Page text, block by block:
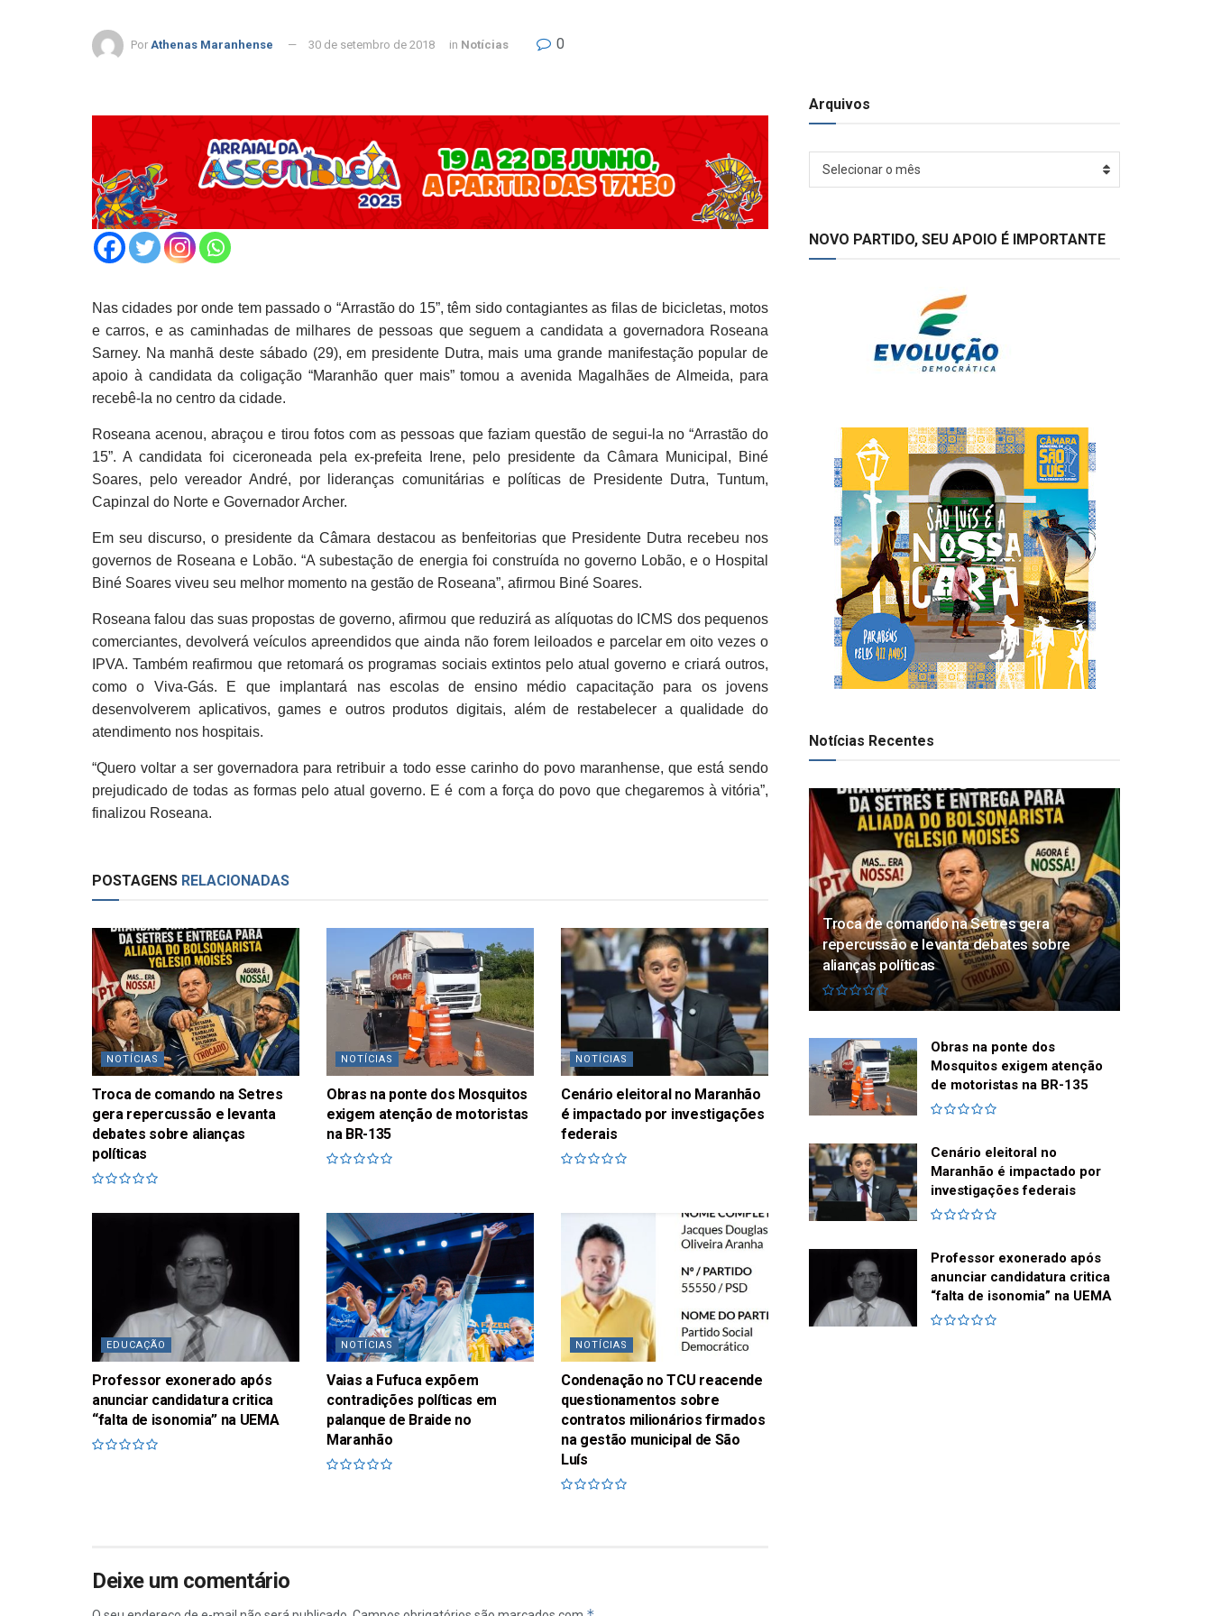
Por Athenas Maranhense 30 de setembro de 2018 in Notícias 0
Nas cidades por onde tem passado o “Arrastão do 15”, têm sido contagiantes as filas de bicicletas, motos
e carros, e as caminhadas de milhares de pessoas que seguem a candidata a governadora Roseana
Sarney. Na manhã deste sábado (29), em presidente Dutra, mais uma grande manifestação popular de
apoio à candidata da coligação “Maranhão quer mais” tomou a avenida Magalhães de Almeida, para
recebê-la no centro da cidade.
Roseana acenou, abraçou e tirou fotos com as pessoas que faziam questão de segui-la no “Arrastão do
15”. A candidata foi ciceroneada pela ex-prefeita Irene, pelo presidente da Câmara Municipal, Biné
Soares, pelo vereador André, por lideranças comunitárias e políticas de Presidente Dutra, Tuntum,
Capinzal do Norte e Governador Archer.
Em seu discurso, o presidente da Câmara destacou as benfeitorias que Presidente Dutra recebeu nos
governos de Roseana e Lobão. “A subestação de energia foi construída no governo Lobão, e o Hospital
Biné Soares viveu seu melhor momento na gestão de Roseana”, afirmou Biné Soares.
Roseana falou das suas propostas de governo, afirmou que reduzirá as alíquotas do ICMS dos pequenos
comerciantes, devolverá veículos apreendidos que ainda não forem leiloados e parcelar em oito vezes o
IPVA. Também reafirmou que retomará os programas sociais extintos pelo atual governo e criará outros,
como o Viva-Gás. E que implantará nas escolas de ensino médio capacitação para os jovens
desenvolverem aplicativos, games e outros produtos digitais, além de restabelecer a qualidade do
atendimento nos hospitais.
“Quero voltar a ser governadora para retribuir a todo esse carinho do povo maranhense, que está sendo
prejudicado de todas as formas pelo atual governo. E é com a força do povo que chegaremos à vitória”,
finalizou Roseana.
POSTAGENS RELACIONADAS
NOTÍCIAS
Troca de comando na Setres
gera repercussão e levanta
debates sobre alianças
políticas
NOTÍCIAS
Obras na ponte dos Mosquitos
exigem atenção de motoristas
na BR-135
NOTÍCIAS
Cenário eleitoral no Maranhão
é impactado por investigações
federais
EDUCAÇÃO
Professor exonerado após
anunciar candidatura critica
“falta de isonomia” na UEMA
NOTÍCIAS
Vaias a Fufuca expõem
contradições políticas em
palanque de Braide no
Maranhão
NOTÍCIAS
Condenação no TCU reacende
questionamentos sobre
contratos milionários firmados
na gestão municipal de São
Luís
Deixe um comentário
Arquivos
Arquivos
Selecionar o mês
NOVO PARTIDO, SEU APOIO É IMPORTANTE
Notícias Recentes
Troca de comando na Setres gera
repercussão e levanta debates sobre
alianças políticas
Obras na ponte dos
Mosquitos exigem atenção
de motoristas na BR-135
Cenário eleitoral no
Maranhão é impactado por
investigações federais
Professor exonerado após
anunciar candidatura critica
“falta de isonomia” na UEMA